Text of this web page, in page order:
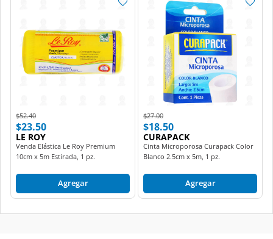
$23.50
LE ROY
Venda Elástica Le Roy Premium
10cm x 5m Estirada, 1 pz.
Price reduced from
to
$18.50
CURAPACK
Cinta Microporosa Curapack Color
Blanco 2.5cm x 5m, 1 pz.